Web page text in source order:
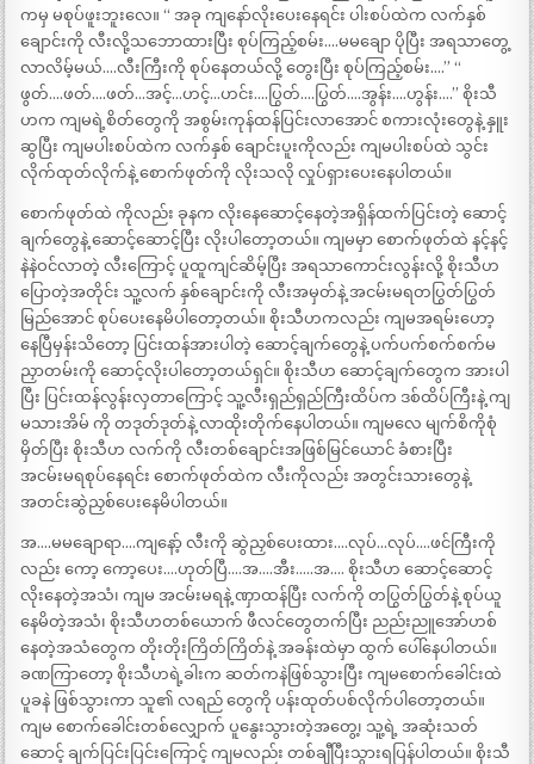
ကမှ မစုပ်ဖူးဘူးလေ။ “ အခု ကျနော်လိုးပေးနေရင်း ပါးစပ်ထဲက လက်နှစ်
ချောင်းကို လီးလို့သဘောထားပြီး စုပ်ကြည့်စမ်း….မမချော ပိုပြီး အရသာတွေ့
လာလိမ့်မယ်….လီးကြီးကို စုပ်နေတယ်လို့ တွေးပြီး စုပ်ကြည့်စမ်း….” “
ဖွတ်….ဖတ်….ဖတ်…အင့်…ဟင့်…ဟင်း….ပြွတ်….ပြွတ်….အွန်း….ဟွန်း….” စိုးသီ
ဟက ကျမရဲ့စိတ်တွေကို အစွမ်းကုန်ထန်ပြင်းလာအောင် စကားလုံးတွေနဲ့ နှူး
ဆွပြီး ကျမပါးစပ်ထဲက လက်နှစ် ချောင်းပူးကိုလည်း ကျမပါးစပ်ထဲ သွင်း
လိုက်ထုတ်လိုက်နဲ့ စောက်ဖုတ်ကို လိုးသလို လှုပ်ရှားပေးနေပါတယ်။
စောက်ဖုတ်ထဲ ကိုလည်း ခုနက လိုးနေဆောင့်နေတဲ့အရှိန်ထက်ပြင်းတဲ့ ဆောင့်
ချက်တွေနဲ့ ဆောင့်ဆောင့်ပြီး လိုးပါတော့တယ်။ ကျမမှာ စောက်ဖုတ်ထဲ နင့်နင့်
နဲနဲဝင်လာတဲ့ လီးကြောင့် ပူထူကျင်ဆိမ့်ပြီး အရသာကောင်းလွန်းလို့ စိုးသီဟ
ပြောတဲ့အတိုင်း သူ့လက် နှစ်ချောင်းကို လီးအမှတ်နဲ့ အငမ်းမရတပြွတ်ပြွတ်
မြည်အောင် စုပ်ပေးနေမိပါတော့တယ်။ စိုးသီဟကလည်း ကျမအရမ်းဟော့
နေပြီမှန်းသိတော့ ပြင်းထန်အားပါတဲ့ ဆောင့်ချက်တွေနဲ့ ပက်ပက်စက်စက်မ
ညှာတမ်းကို ဆောင့်လိုးပါတော့တယ်ရှင်။ စိုးသီဟ ဆောင့်ချက်တွေက အားပါ
ပြီး ပြင်းထန်လွန်းလှတာကြောင့် သူ့လီးရှည်ရှည်ကြီးထိပ်က ဒစ်ထိပ်ကြီးနဲ့ ကျ
မသားအိမ် ကို တဒုတ်ဒုတ်နဲ့ လာထိုးတိုက်နေပါတယ်။ ကျမလေ မျက်စိကိုစုံ
မှိတ်ပြီး စိုးသီဟ လက်ကို လီးတစ်ချောင်းအဖြစ်မြင်ယောင် ခံစားပြီး
အငမ်းမရစုပ်နေရင်း စောက်ဖုတ်ထဲက လီးကိုလည်း အတွင်းသားတွေနဲ့
အတင်းဆွဲညှစ်ပေးနေမိပါတယ်။
အ….မမချောရာ….ကျနော့် လီးကို ဆွဲညှစ်ပေးထား….လုပ်…လုပ်….ဖင်ကြီးကို
လည်း ကော့ ကော့ပေး….ဟုတ်ပြီ….အ….အီး…..အ…. စိုးသီဟ ဆောင့်ဆောင့်
လိုးနေတဲ့အသံ၊ ကျမ အငမ်းမရနဲ့ ဏှာထန်ပြီး လက်ကို တပြွတ်ပြွတ်နဲ့ စုပ်ယူ
နေမိတဲ့အသံ၊ စိုးသီဟတစ်ယောက် ဖီလင်တွေတက်ပြီး ညည်းညူအော်ဟစ်
နေတဲ့အသံတွေက တိုးတိုးကြိတ်ကြိတ်နဲ့ အခန်းထဲမှာ ထွက် ပေါ်နေပါတယ်။
ခဏကြာတော့ စိုးသီဟရဲ့ခါးက ဆတ်ကနဲဖြစ်သွားပြီး ကျမစောက်ခေါင်းထဲ
ပူခနဲ ဖြစ်သွားကာ သူ၏ လရည် တွေကို ပန်းထုတ်ပစ်လိုက်ပါတော့တယ်။
ကျမ စောက်ခေါင်းတစ်လျှောက် ပူနွေးသွားတဲ့အတွေ့၊ သူ့ရဲ့ အဆုံးသတ်
ဆောင့် ချက်ပြင်းပြင်းကြောင့် ကျမလည်း တစ်ချီပြီးသွားရပြန်ပါတယ်။ စိုးသီ